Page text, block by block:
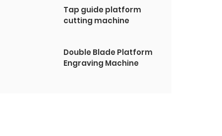
Tap guide platform
cutting machine
Double Blade Platform
Engraving Machine